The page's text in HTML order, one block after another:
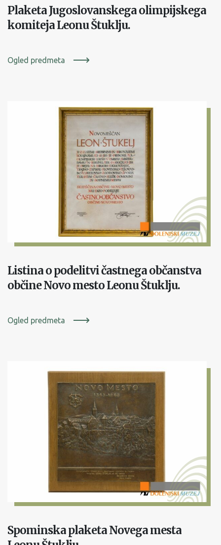
Plaketa Jugoslovanskega olimpijskega
komiteja Leonu Štuklju.
Ogled predmeta
Listina o podelitvi častnega občanstva
občine Novo mesto Leonu Štuklju.
Ogled predmeta
Spominska plaketa Novega mesta